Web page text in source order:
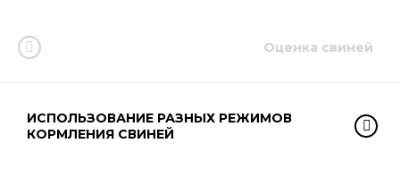
Оценка свиней
ИСПОЛЬЗОВАНИЕ РАЗНЫХ РЕЖИМОВ
КОРМЛЕНИЯ СВИНЕЙ